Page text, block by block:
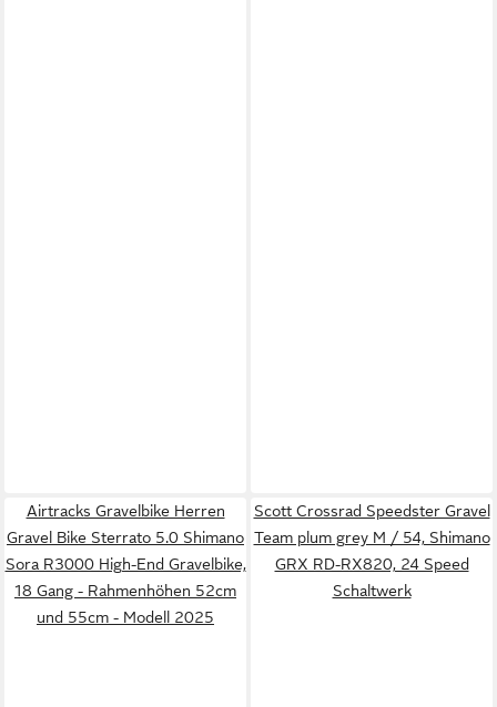
Airtracks Gravelbike Herren
Gravel Bike Sterrato 5.0 Shimano
Sora R3000 High-End Gravelbike,
18 Gang - Rahmenhöhen 52cm
und 55cm - Modell 2025
Scott Crossrad Speedster Gravel
Team plum grey M / 54, Shimano
GRX RD-RX820, 24 Speed
Schaltwerk